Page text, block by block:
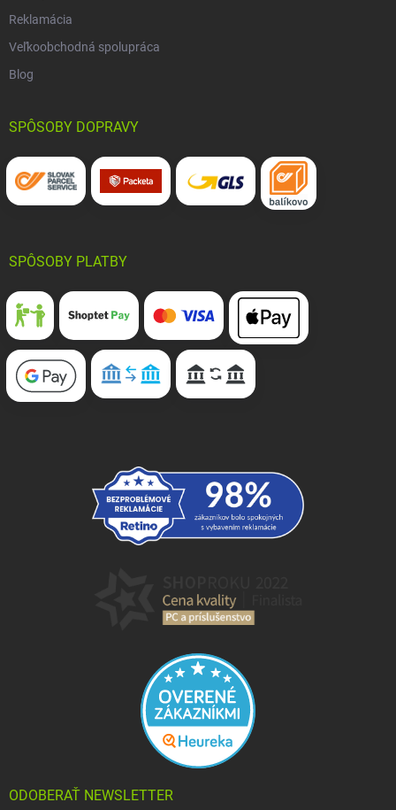
Reklamácia
Veľkoobchodná spolupráca
Blog
SPÔSOBY DOPRAVY
SPÔSOBY PLATBY
ODOBERAŤ NEWSLETTER